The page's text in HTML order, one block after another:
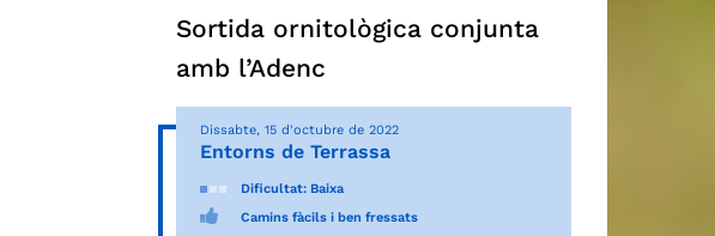
Sortida ornitològica conjunta
amb l’Adenc
Dissabte, 15 d'octubre de 2022
Entorns de Terrassa
Dificultat: Baixa
Camins fàcils i ben fressats